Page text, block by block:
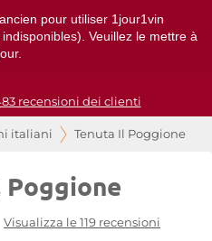
pour utiliser 1jour1vin
Veuillez le mettre à
recensioni dei clienti
italiani Tenuta Il Poggione
Poggione
Visualizza le 119 recensioni